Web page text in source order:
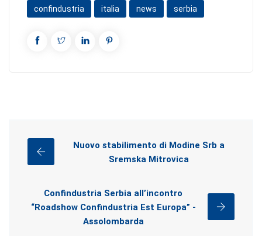
confindustria italia news serbia
Nuovo stabilimento di Modine Srb a
Sremska Mitrovica
Confindustria Serbia all’incontro
“Roadshow Confindustria Est Europa” -
Assolombarda